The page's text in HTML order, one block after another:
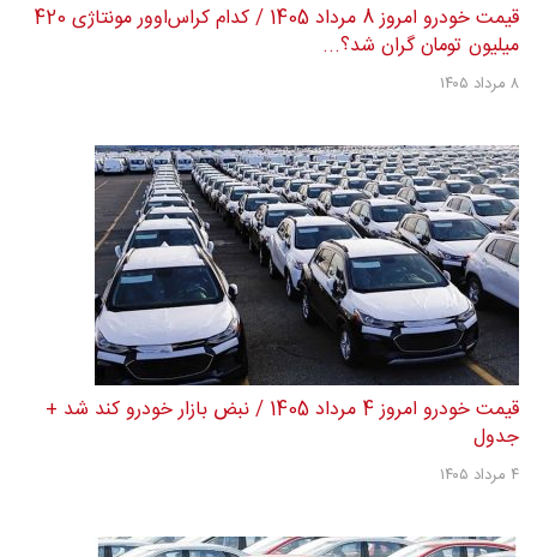
قیمت خودرو امروز 8 مرداد 1405 / کدام کراس‌اوور مونتاژی 420
میلیون تومان گران شد؟...
۸ مرداد ۱۴۰۵
قیمت خودرو امروز 4 مرداد 1405 / نبض بازار خودرو کند شد +
جدول
۴ مرداد ۱۴۰۵